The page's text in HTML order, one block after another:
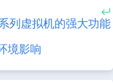
列虚拟机的强大功能
境影响